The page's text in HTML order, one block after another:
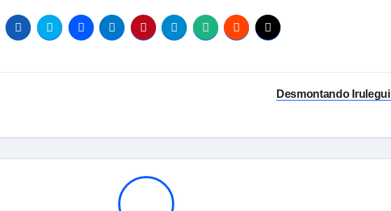
Desmontando Irulegui